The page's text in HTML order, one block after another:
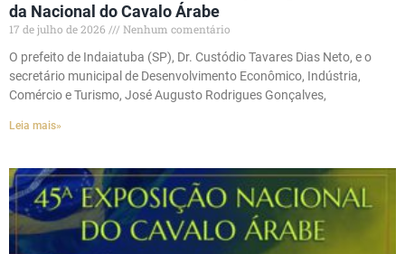
da Nacional do Cavalo Árabe
17 de julho de 2026
Nenhum comentário
O prefeito de Indaiatuba (SP), Dr. Custódio Tavares Dias Neto, e o
secretário municipal de Desenvolvimento Econômico, Indústria,
Comércio e Turismo, José Augusto Rodrigues Gonçalves,
Leia mais»